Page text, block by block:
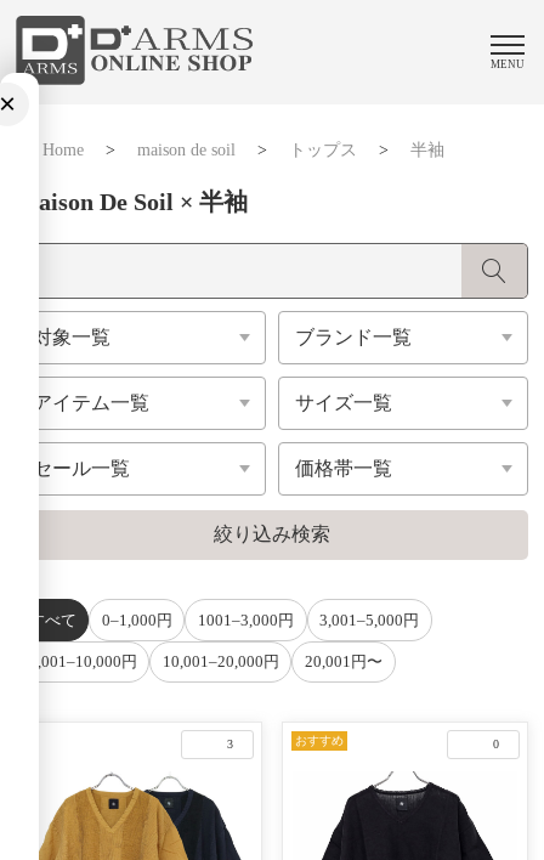
MENU
Home> maison de soil> トップス > 半袖
Maison De Soil × 半袖
すべて 0–1,000円 1001–3,000円 3,001–5,000円
5,001–10,000円 10,001–20,000円 20,001円〜
3 0
おすすめ
×